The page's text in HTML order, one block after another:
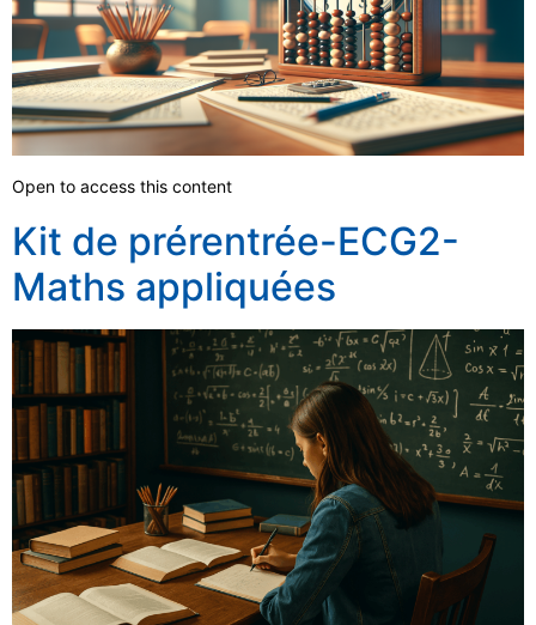
Open to access this content
Kit de prérentrée-ECG2-
Maths appliquées